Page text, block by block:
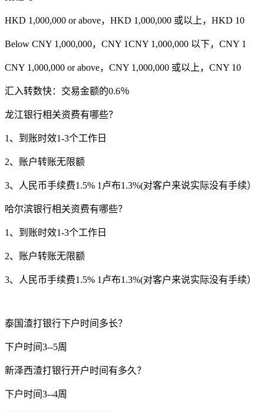
HKD 1,000,000 or above，HKD 1,000,000 或以上，HKD 10
Below CNY 1,000,000，CNY 1CNY 1,000,000 以下，CNY 1
CNY 1,000,000 or above，CNY 1,000,000 或以上，CNY 10
汇入转数快：交易金额的0.6％
龙江银行相关资费有哪些？
1、到账时效1-3个工作日
2、账户转账无限额
3、人民币手续费1.5% 1卢布1.3%(对客户来说实际没有手续）
哈尔滨银行相关资费有哪些？
1、到账时效1-3个工作日
2、账户转账无限额
3、人民币手续费1.5% 1卢布1.3%(对客户来说实际没有手续）
泰国渣打银行下户时间多长？
下户时间3--5周
新泽西渣打银行开户时间有多久？
下户时间3--4周